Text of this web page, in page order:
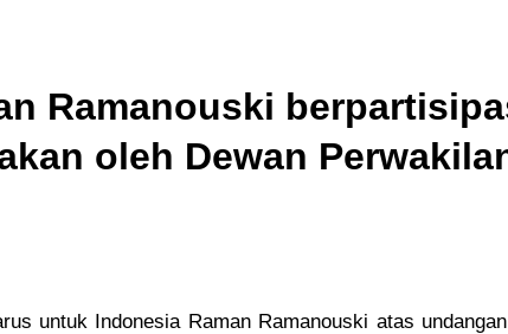
Ramanouski
oleh Dewan
untuk Indonesia Raman Ramanouski atas